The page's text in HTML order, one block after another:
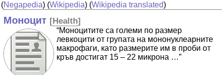
(Negapedia) (Wikipedia) (Wikipedia translated)
Моноцит [Health]
“Моноцитите са големи по размер
левкоцити от групата на мононуклеарните
макрофаги, като размерите им в проби от
кръв достигат 15 – 22 микрона …”